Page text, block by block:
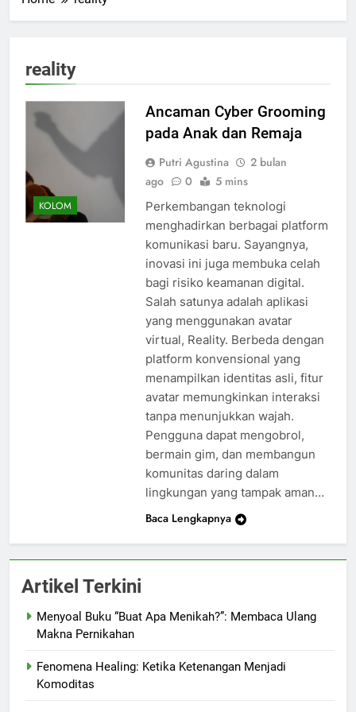
reality
KOLOM
Ancaman Cyber Grooming
pada Anak dan Remaja
Putri Agustina
2 bulan
ago
0 5 mins
Perkembangan teknologi
menghadirkan berbagai platform
komunikasi baru. Sayangnya,
inovasi ini juga membuka celah
bagi risiko keamanan digital.
Salah satunya adalah aplikasi
yang menggunakan avatar
virtual, Reality. Berbeda dengan
platform konvensional yang
menampilkan identitas asli, fitur
avatar memungkinkan interaksi
tanpa menunjukkan wajah.
Pengguna dapat mengobrol,
bermain gim, dan membangun
komunitas daring dalam
lingkungan yang tampak aman…
Baca Lengkapnya
Artikel Terkini
Menyoal Buku “Buat Apa Menikah?”: Membaca Ulang
Makna Pernikahan
Fenomena Healing: Ketika Ketenangan Menjadi
Komoditas